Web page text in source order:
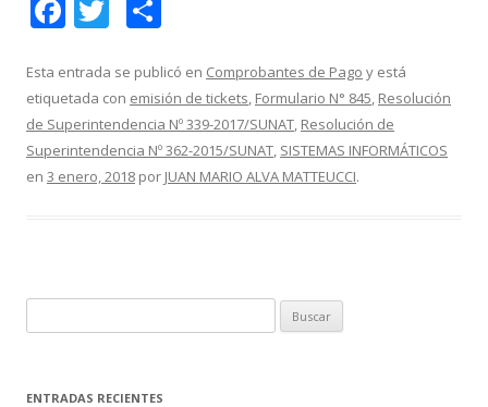
F
e
b
o
o
T
itt
er
m
p
ar
ti
Esta entrada se publicó en Comprobantes de Pago y está
etiquetada con emisión de tickets, Formulario N° 845, Resolución
de Superintendencia Nº 339-2017/SUNAT, Resolución de
Superintendencia Nº 362-2015/SUNAT, SISTEMAS INFORMÁTICOS
en 3 enero, 2018 por JUAN MARIO ALVA MATTEUCCI.
u
c
ENTRADAS RECIENTES